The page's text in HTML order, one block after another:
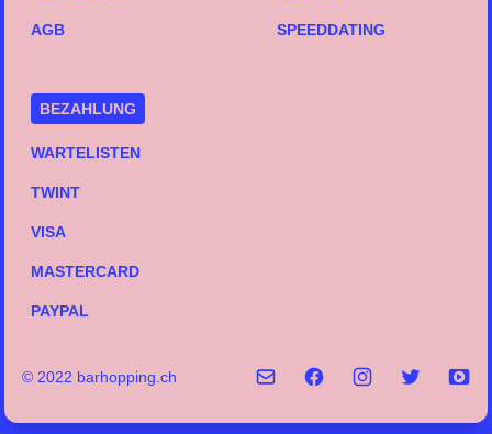
AGB SPEEDDATING
BEZAHLUNG
WARTELISTEN
TWINT
VISA
MASTERCARD
PAYPAL
© 2022 barhopping.ch